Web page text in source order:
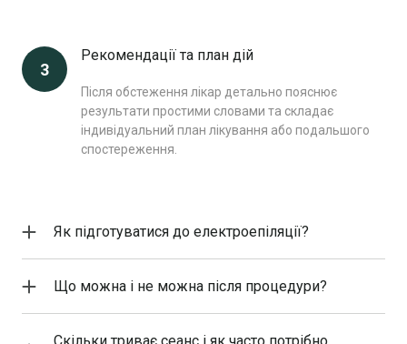
3
Рекомендації та план дій
Після обстеження лікар детально пояснює
результати простими словами та складає
індивідуальний план лікування або подальшого
спостереження.
Як підготуватися до електроепіляції?
видалення волосся — залежно від зони. У день процедури
Що можна і не можна після процедури?